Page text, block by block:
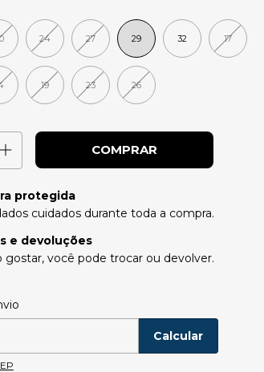
24 27 29 32 17
19 23 26
protegida
cuidados durante toda a compra.
e devoluções
gostar, você pode trocar ou devolver.
CEP:
Calcular